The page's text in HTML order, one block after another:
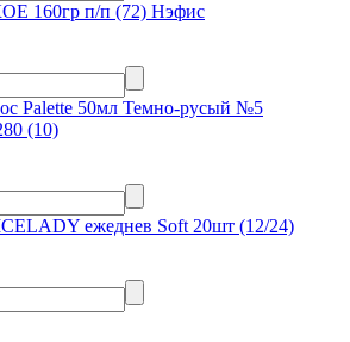
160гр п/п (72) Нэфис
Palette 50мл Темно-русый №5
(10)
ежеднев Soft 20шт (12/24)